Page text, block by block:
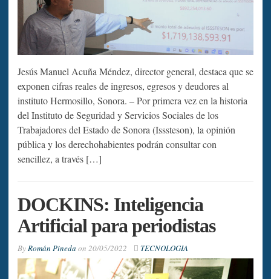
Jesús Manuel Acuña Méndez, director general, destaca que se
exponen cifras reales de ingresos, egresos y deudores al
instituto Hermosillo, Sonora. – Por primera vez en la historia
del Instituto de Seguridad y Servicios Sociales de los
Trabajadores del Estado de Sonora (Isssteson), la opinión
pública y los derechohabientes podrán consultar con
sencillez, a través […]
DOCKINS: Inteligencia
Artificial para periodistas
ByRomán Pineda on 20/05/2022 TECNOLOGIA